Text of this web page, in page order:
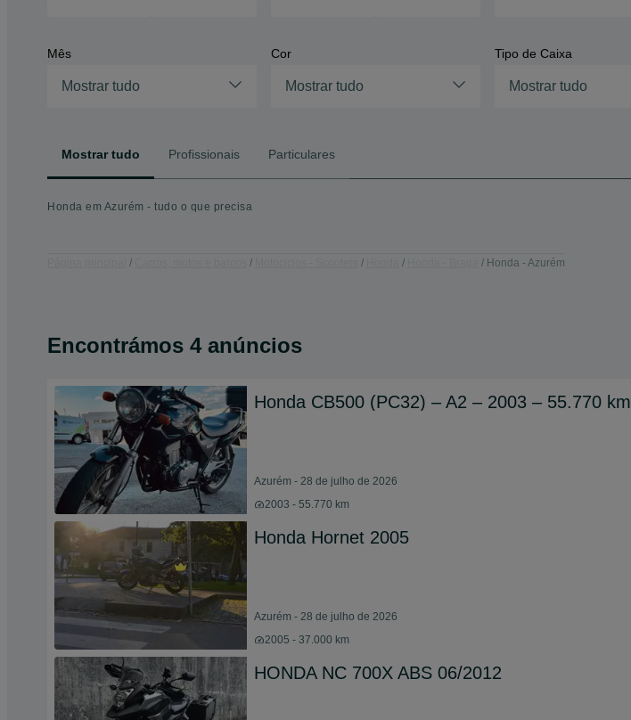
Mês
Mostrar tudo
Cor
Mostrar tudo
Tipo de Caixa
Mostrar tudo
Mostrar tudo Profissionais Particulares
Honda em Azurém - tudo o que precisa
Honda - Azurém
Encontrámos 4 anúncios
Honda CB500 (PC32) – A2 – 2003 – 55.770 km
Azurém - 28 de julho de 2026
2003 - 55.770 km
Honda Hornet 2005
Azurém - 28 de julho de 2026
2005 - 37.000 km
HONDA NC 700X ABS 06/2012